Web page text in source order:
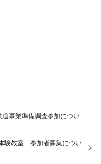
事業準備調査参加につい
験教室 参加者募集につい